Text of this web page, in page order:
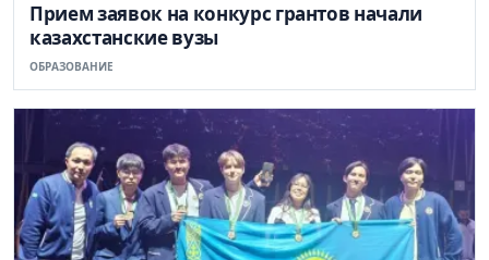
Прием заявок на конкурс грантов начали
казахстанские вузы
ОБРАЗОВАНИЕ